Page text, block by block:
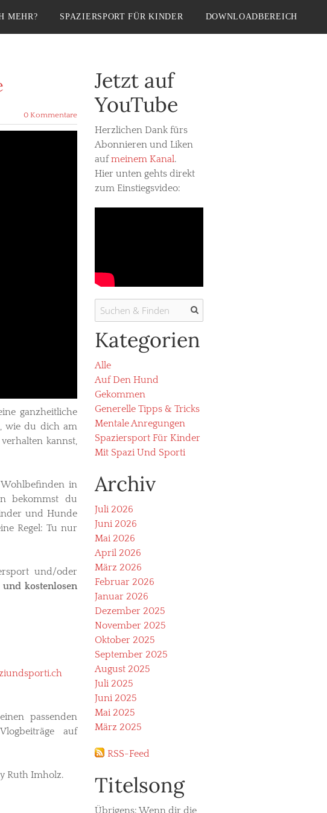
MEHR? SPAZIERSPORT FÜR KINDER DOWNLOADBEREICH
0 Kommentare
ganzheitliche
wie du dich am
kannst,
in
bekommst du
und Hunde
Regel: Tu nur
und/oder
kostenlosen
passenden
auf
Ruth Imholz.
Jetzt auf
YouTube
Herzlichen Dank fürs
Abonnieren und Liken
auf meinem Kanal.
Hier unten gehts direkt
zum Einstiegsvideo:
Kategorien
Alle
Auf Den Hund
Gekommen
Generelle Tipps & Tricks
Mentale Anregungen
Spaziersport Für Kinder
Mit Spazi Und Sporti
Archiv
Juli 2026
Juni 2026
Mai 2026
April 2026
März 2026
Februar 2026
Januar 2026
Dezember 2025
November 2025
Oktober 2025
September 2025
August 2025
Juli 2025
Juni 2025
Mai 2025
März 2025
RSS-Feed
Titelsong
Übrigens: Wenn dir die